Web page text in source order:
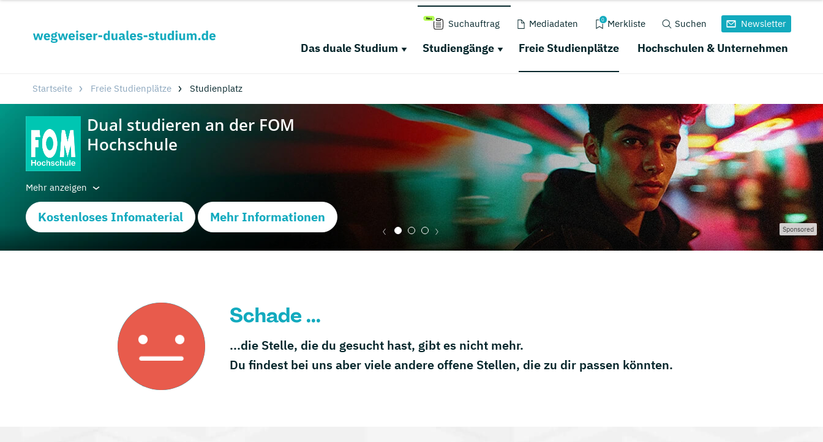
Suchauftrag Mediadaten 0 Merkliste Suchen Newsletter
Das duale Studium Studiengänge Freie Studienplätze Hochschulen & Unternehmen
Startseite Freie Studienplätze Studienplatz
Mehr anzeigen
Kostenloses Infomaterial Mehr Informationen
Sponsored
Schade ...
...die Stelle, die du gesucht hast, gibt es nicht mehr.
Du findest bei uns aber viele andere offene Stellen, die zu dir passen könnten.